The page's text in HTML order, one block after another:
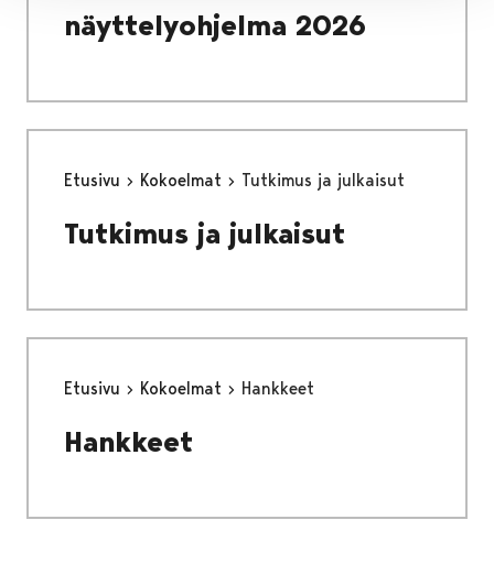
näyttelyohjelma 2026
Etusivu Kokoelmat Tutkimus ja julkaisut
Tutkimus ja julkaisut
Etusivu Kokoelmat Hankkeet
Hankkeet